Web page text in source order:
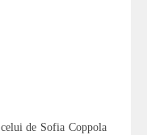
de Sofia Coppola